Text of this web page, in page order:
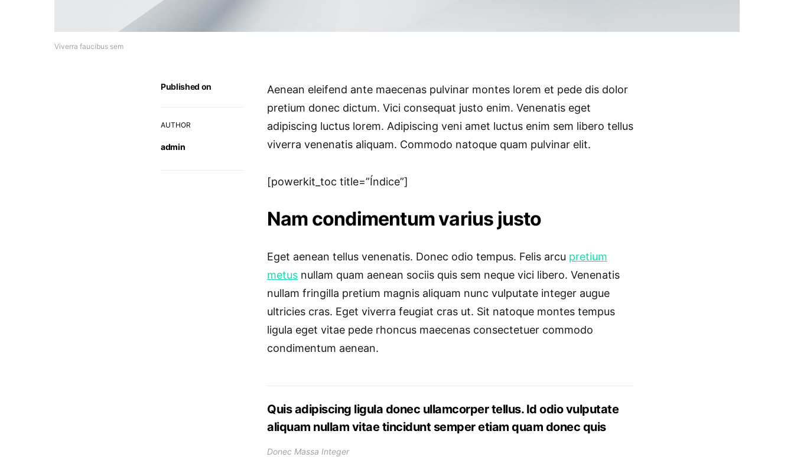
Viverra faucibus sem
Published on
AUTHOR
admin
Aenean eleifend ante maecenas pulvinar montes lorem et pede dis dolor
pretium donec dictum. Vici consequat justo enim. Venenatis eget
adipiscing luctus lorem. Adipiscing veni amet luctus enim sem libero tellus
viverra venenatis aliquam. Commodo natoque quam pulvinar elit.
[powerkit_toc title=”Índice”]
Nam condimentum varius justo
Eget aenean tellus venenatis. Donec odio tempus. Felis arcu pretium
metus nullam quam aenean sociis quis sem neque vici libero. Venenatis
nullam fringilla pretium magnis aliquam nunc vulputate integer augue
ultricies cras. Eget viverra feugiat cras ut. Sit natoque montes tempus
ligula eget vitae pede rhoncus maecenas consectetuer commodo
condimentum aenean.
Quis adipiscing ligula donec ullamcorper tellus. Id odio vulputate
aliquam nullam vitae tincidunt semper etiam quam donec quis
Donec Massa Integer